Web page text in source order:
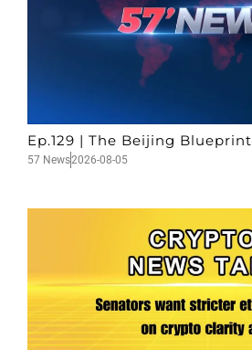
Ep.129 | The Beijing Blueprint
57 News2026-08-05